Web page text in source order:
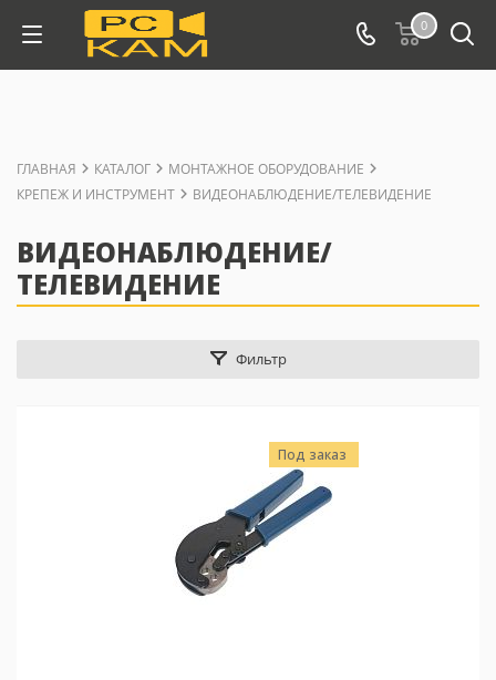
0
ГЛАВНАЯ КАТАЛОГ
МОНТАЖНОЕ ОБОРУДОВАНИЕ
КРЕПЕЖ И ИНСТРУМЕНТ
ВИДЕОНАБЛЮДЕНИЕ/ТЕЛЕВИДЕНИЕ
ВИДЕОНАБЛЮДЕНИЕ/
ТЕЛЕВИДЕНИЕ
Фильтр
Под заказ